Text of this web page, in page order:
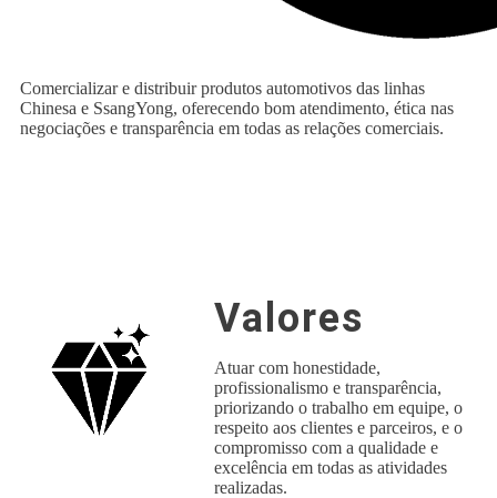
Comercializar e distribuir produtos automotivos das linhas
Chinesa e SsangYong, oferecendo bom atendimento, ética nas
negociações e transparência em todas as relações comerciais.
Valores
Atuar com honestidade,
profissionalismo e transparência,
priorizando o trabalho em equipe, o
respeito aos clientes e parceiros, e o
compromisso com a qualidade e
excelência em todas as atividades
realizadas.